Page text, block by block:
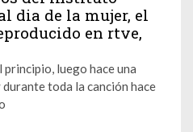
dia de la mujer, el
en rtve,
principio, luego hace una
durante toda la canción hace